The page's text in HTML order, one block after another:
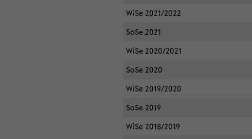
WiSe 2021/2022
SoSe 2021
WiSe 2020/2021
SoSe 2020
WiSe 2019/2020
SoSe 2019
WiSe 2018/2019